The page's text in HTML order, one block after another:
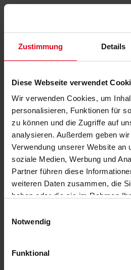
Zustimmung Details
Diese Webseite verwendet
Wir verwenden Cookies, um
personalisieren, Funktionen für
zu können und die Zugriffe auf
analysieren. Außerdem geben
Verwendung unserer Website an
soziale Medien, Werbung und
Partner führen diese
weiteren Daten zusammen, die
haben oder die sie im Rahmen
Notwendig
Funktional